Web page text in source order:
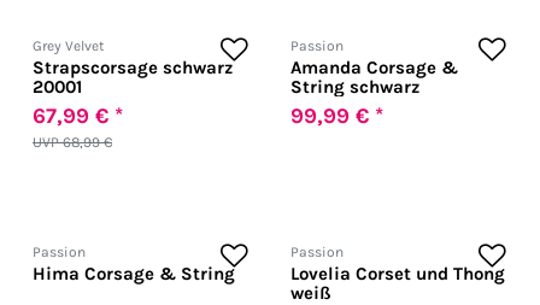
Grey Velvet
Strapscorsage schwarz
20001
UVP 68,99 €
67,99 € *
Passion
Amanda Corsage &
String schwarz
99,99 € *
Passion
Hima Corsage & String
Passion
Lovelia Corset und Thong
weiß